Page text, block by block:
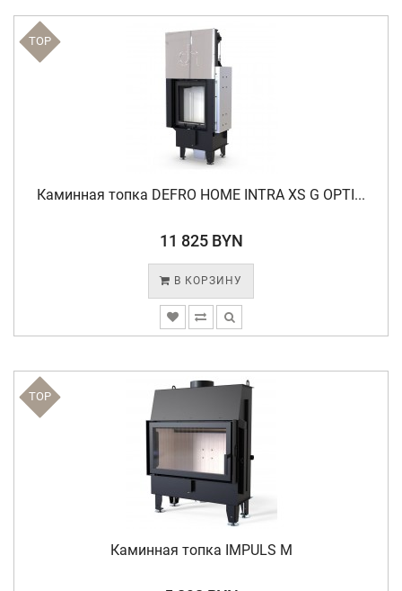
TOP
Каминная топка DEFRO HOME INTRA XS G OPTI...
11 825 BYN
В КОРЗИНУ
TOP
Каминная топка IMPULS M